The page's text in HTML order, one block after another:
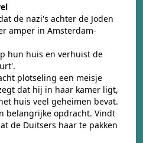
de nazi's achter de Joden
amper in Amsterdam-
hun huis en verhuist de
plotseling een meisje
dat hij in haar kamer ligt,
huis veel geheimen bevat.
belangrijke opdracht. Vindt
de Duitsers haar te pakken